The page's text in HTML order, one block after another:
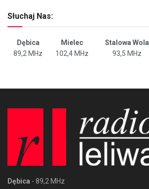
Słuchaj Nas:
Dębica Mielec Stalowa Wola
89,2 MHz
102,4 MHz 93,5 MHz
Dębica - 89,2 MHz